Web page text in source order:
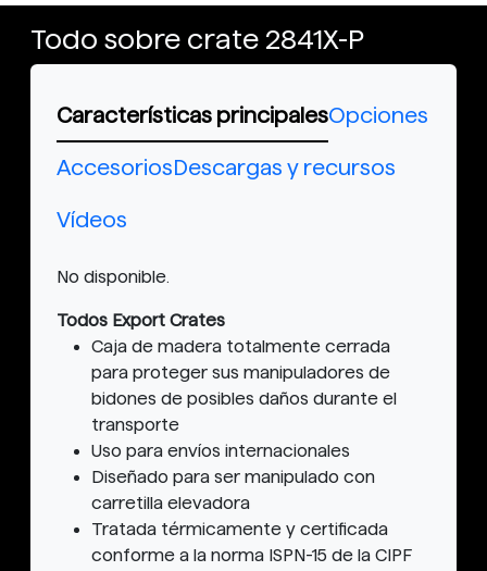
Todo sobre crate 2841X-P
Características principalesOpciones
AccesoriosDescargas y recursos
Vídeos
No disponible.
Todos Export Crates
Caja de madera totalmente cerrada
para proteger sus manipuladores de
bidones de posibles daños durante el
transporte
Uso para envíos internacionales
Diseñado para ser manipulado con
carretilla elevadora
Tratada térmicamente y certificada
conforme a la norma ISPN-15 de la CIPF